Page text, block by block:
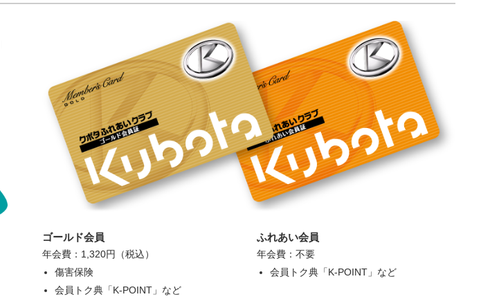
ゴールド会員
年会費：1,320円（税込）
傷害保険
会員トク典「K-POINT」など
ふれあい会員
年会費：不要
会員トク典「K-POINT」など